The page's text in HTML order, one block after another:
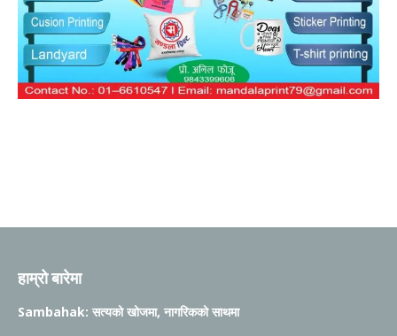
हाम्रो बारेमा
Sambahak: सत्यको खोजमा, नागरिकको साथमा